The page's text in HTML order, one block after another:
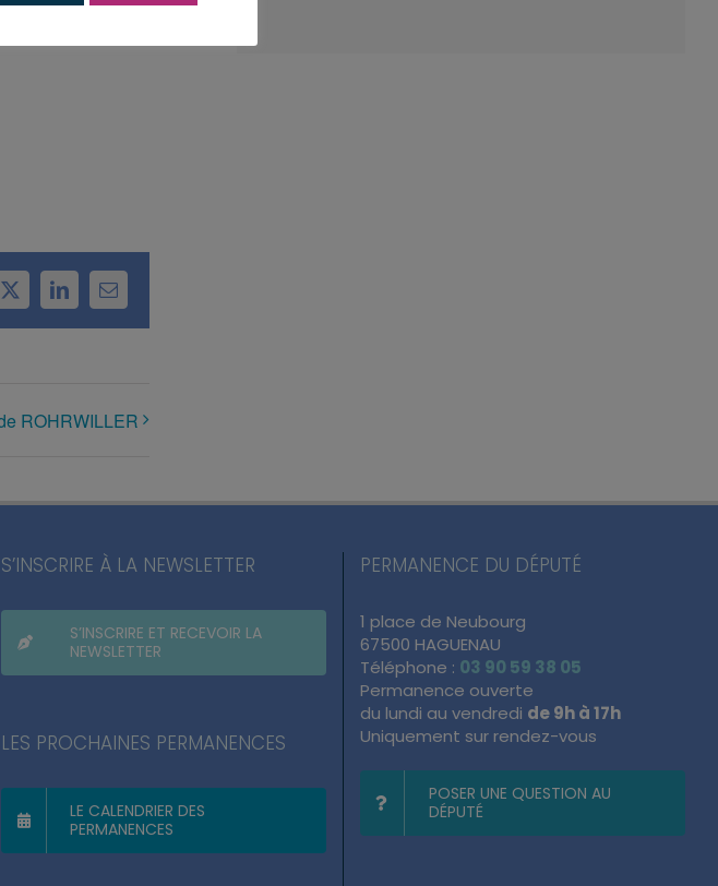
X LinkedInEmail
ROHRWILLER
S’INSCRIRE À LA NEWSLETTER
S’INSCRIRE ET RECEVOIR LA
NEWSLETTER
LES PROCHAINES PERMANENCES
LE CALENDRIER DES
PERMANENCES
PERMANENCE DU DÉPUTÉ
1 place de Neubourg
67500 HAGUENAU
Téléphone : 03 90 59 38 05
Permanence ouverte
du lundi au vendredi de 9h à 17h
Uniquement sur rendez-vous
POSER UNE QUESTION AU
DÉPUTÉ